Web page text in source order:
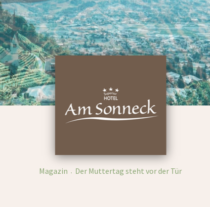
Magazin Der Muttertag steht vor der Tür